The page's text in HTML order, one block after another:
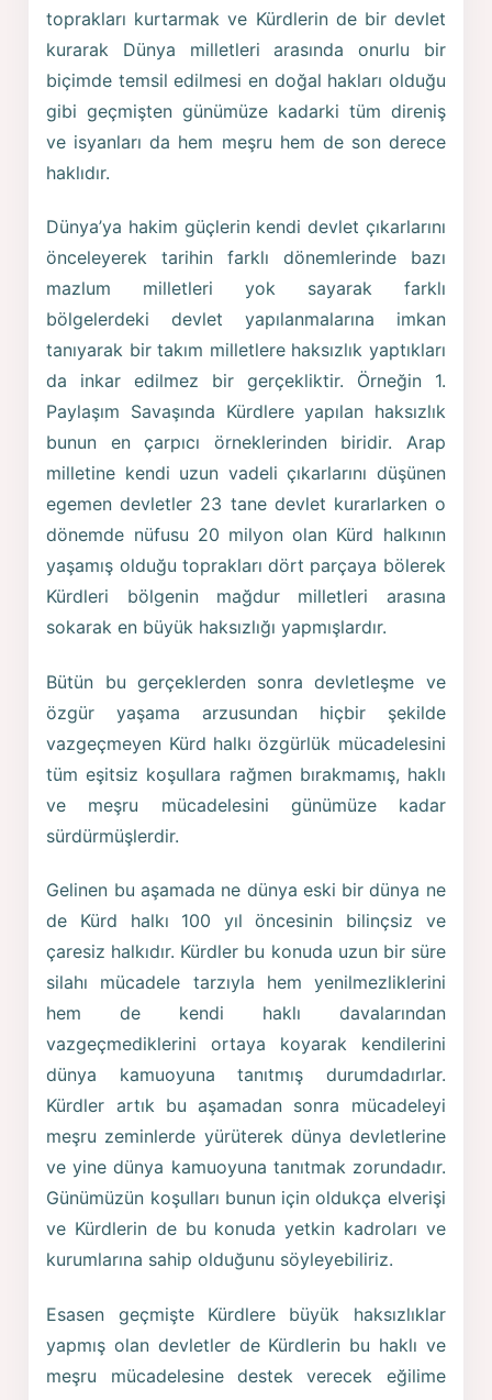
toprakları kurtarmak ve Kürdlerin de bir devlet
kurarak Dünya milletleri arasında onurlu bir
biçimde temsil edilmesi en doğal hakları olduğu
gibi geçmişten günümüze kadarki tüm direniş
ve isyanları da hem meşru hem de son derece
haklıdır.
Dünya’ya hakim güçlerin kendi devlet çıkarlarını
önceleyerek tarihin farklı dönemlerinde bazı
mazlum milletleri yok sayarak farklı
bölgelerdeki devlet yapılanmalarına imkan
tanıyarak bir takım milletlere haksızlık yaptıkları
da inkar edilmez bir gerçekliktir. Örneğin 1.
Paylaşım Savaşında Kürdlere yapılan haksızlık
bunun en çarpıcı örneklerinden biridir. Arap
milletine kendi uzun vadeli çıkarlarını düşünen
egemen devletler 23 tane devlet kurarlarken o
dönemde nüfusu 20 milyon olan Kürd halkının
yaşamış olduğu toprakları dört parçaya bölerek
Kürdleri bölgenin mağdur milletleri arasına
sokarak en büyük haksızlığı yapmışlardır.
Bütün bu gerçeklerden sonra devletleşme ve
özgür yaşama arzusundan hiçbir şekilde
vazgeçmeyen Kürd halkı özgürlük mücadelesini
tüm eşitsiz koşullara rağmen bırakmamış, haklı
ve meşru mücadelesini günümüze kadar
sürdürmüşlerdir.
Gelinen bu aşamada ne dünya eski bir dünya ne
de Kürd halkı 100 yıl öncesinin bilinçsiz ve
çaresiz halkıdır. Kürdler bu konuda uzun bir süre
silahı mücadele tarzıyla hem yenilmezliklerini
hem de kendi haklı davalarından
vazgeçmediklerini ortaya koyarak kendilerini
dünya kamuoyuna tanıtmış durumdadırlar.
Kürdler artık bu aşamadan sonra mücadeleyi
meşru zeminlerde yürüterek dünya devletlerine
ve yine dünya kamuoyuna tanıtmak zorundadır.
Günümüzün koşulları bunun için oldukça elverişi
ve Kürdlerin de bu konuda yetkin kadroları ve
kurumlarına sahip olduğunu söyleyebiliriz.
Esasen geçmişte Kürdlere büyük haksızlıklar
yapmış olan devletler de Kürdlerin bu haklı ve
meşru mücadelesine destek verecek eğilime